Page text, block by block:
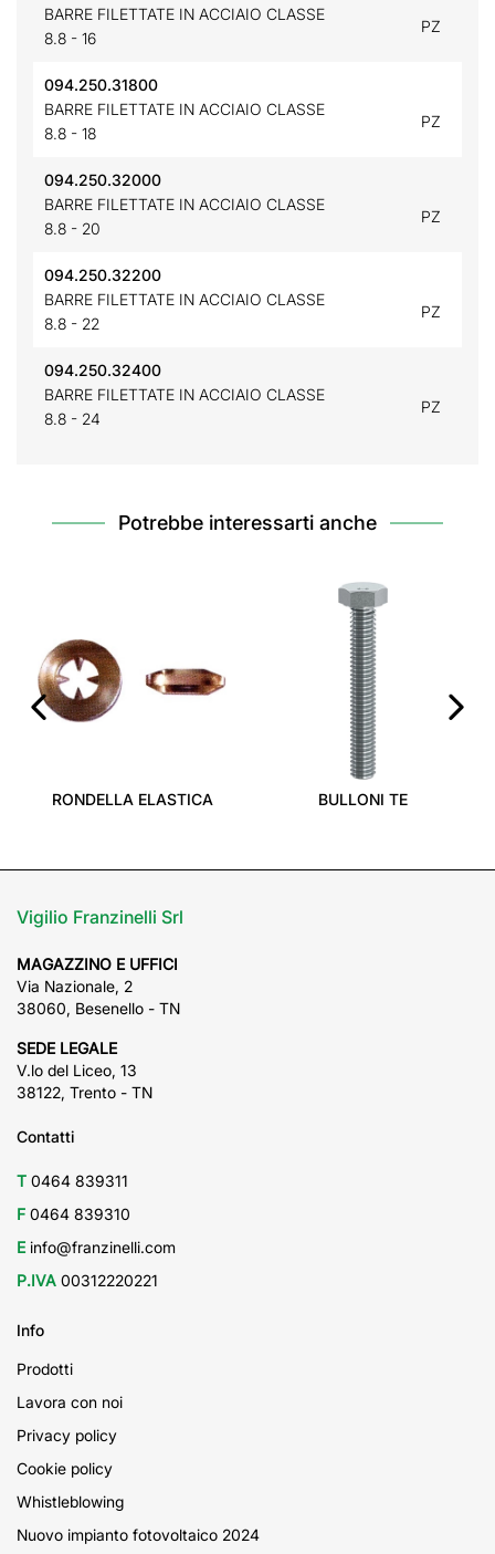
BARRE FILETTATE IN ACCIAIO CLASSE
8.8 - 16
PZ
094.250.31800
BARRE FILETTATE IN ACCIAIO CLASSE
8.8 - 18
PZ
094.250.32000
BARRE FILETTATE IN ACCIAIO CLASSE
8.8 - 20
PZ
094.250.32200
BARRE FILETTATE IN ACCIAIO CLASSE
8.8 - 22
PZ
094.250.32400
BARRE FILETTATE IN ACCIAIO CLASSE
8.8 - 24
PZ
Potrebbe interessarti anche
RONDELLA ELASTICA BULLONI TE
Vigilio Franzinelli Srl
MAGAZZINO E UFFICI
Via Nazionale, 2
38060, Besenello - TN
SEDE LEGALE
V.lo del Liceo, 13
38122, Trento - TN
Contatti
T 0464 839311
F 0464 839310
E info@franzinelli.com
P.IVA 00312220221
Info
Prodotti
Lavora con noi
Privacy policy
Cookie policy
Whistleblowing
Nuovo impianto fotovoltaico 2024